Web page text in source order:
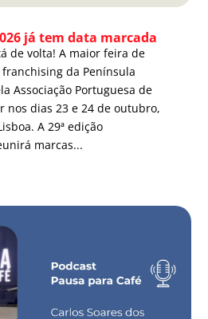
já tem data marcada
de volta! A maior feira de
da Península
Associação Portuguesa de
nos dias 23 e 24 de outubro,
A 29ª edição
marcas...